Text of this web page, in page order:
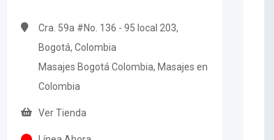
Cra. 59a #No. 136 - 95 local 203,
Bogotá, Colombia
Masajes Bogotá Colombia, Masajes en
Colombia
Ver Tienda